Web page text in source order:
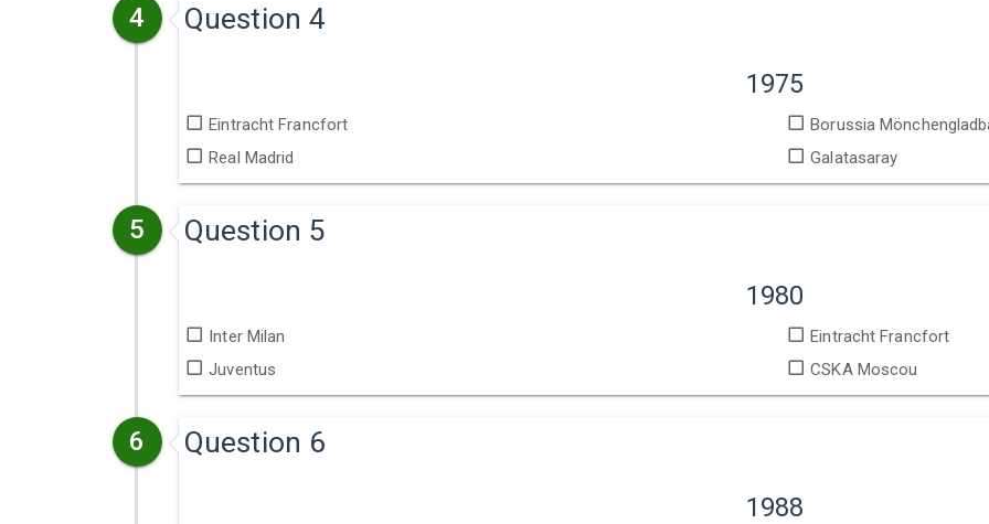
4 Question 4
1975
Eintracht Francfort
Borussia
Real Madrid
Galatasaray
5 Question 5
1980
Inter Milan
Eintracht Francfort
Juventus
CSKA Moscou
6 Question 6
1988